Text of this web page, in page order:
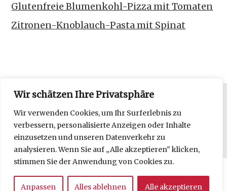
Wir schätzen Ihre Privatsphäre
Wir verwenden Cookies, um Ihr Surferlebnis zu
verbessern, personalisierte Anzeigen oder Inhalte
einzusetzen und unseren Datenverkehr zu
analysieren. Wenn Sie auf „Alle akzeptieren" klicken,
stimmen Sie der Anwendung von Cookies zu.
Anpassen Alles ablehnen Alle akzeptieren
Glutenfreie Blumenkohl-Pizza mit Tomaten
Zitronen-Knoblauch-Pasta mit Spinat
Datenschutzerklärung
Impressum
Copyright © 2026 frl moonstruck kocht.